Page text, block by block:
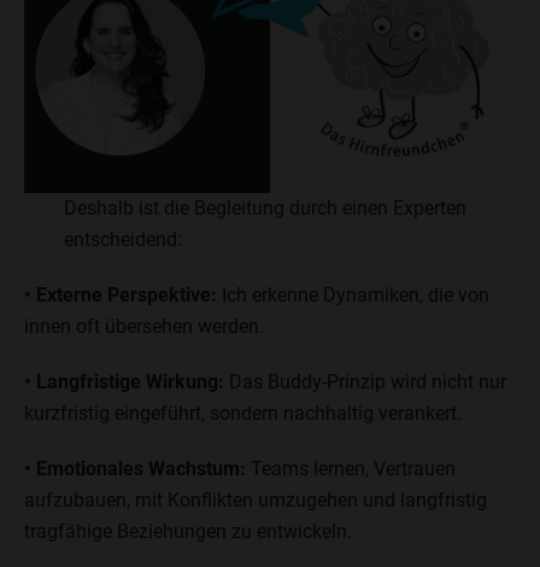
Deshalb ist die Begleitung durch einen Experten
entscheidend:
• Externe Perspektive: Ich erkenne Dynamiken, die von
innen oft übersehen werden.
• Langfristige Wirkung: Das Buddy-Prinzip wird nicht nur
kurzfristig eingeführt, sondern nachhaltig verankert.
• Emotionales Wachstum: Teams lernen, Vertrauen
aufzubauen, mit Konflikten umzugehen und langfristig
tragfähige Beziehungen zu entwickeln.